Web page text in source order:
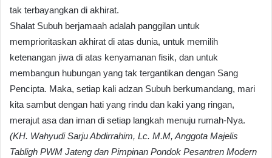
tak terbayangkan di akhirat.
​Shalat Subuh berjamaah adalah panggilan untuk
memprioritaskan akhirat di atas dunia, untuk memilih
ketenangan jiwa di atas kenyamanan fisik, dan untuk
membangun hubungan yang tak tergantikan dengan Sang
Pencipta. Maka, setiap kali adzan Subuh berkumandang, mari
kita sambut dengan hati yang rindu dan kaki yang ringan,
merajut asa dan iman di setiap langkah menuju rumah-Nya.
(KH. Wahyudi Sarju Abdirrahim, Lc. M.M, Anggota Majelis
Tabligh PWM Jateng dan Pimpinan Pondok Pesantren Modern